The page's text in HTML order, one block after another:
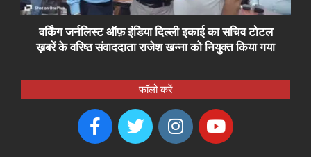
वर्किंग जर्नलिस्ट ऑफ़ इंडिया दिल्ली इकाई का सचिव टोटल
ख़बरें के वरिष्ठ संवाददाता राजेश खन्ना को नियुक्त किया गया
फॉलो करें